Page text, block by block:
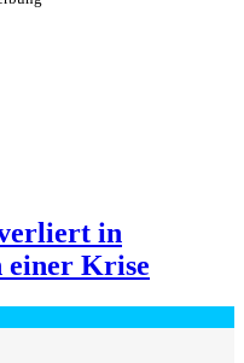
in
einer Krise